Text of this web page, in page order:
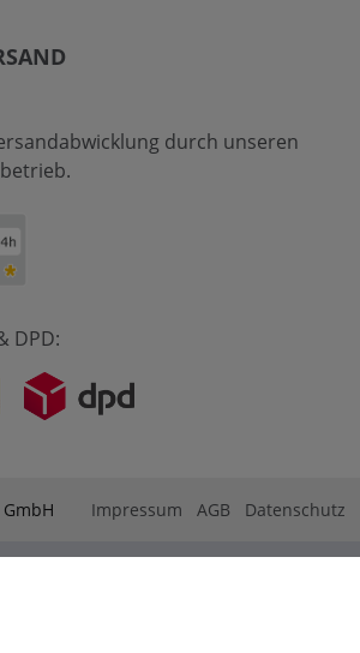
durch unseren
DPD:
Impressum AGB Datenschutz